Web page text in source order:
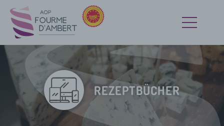
REZEPTBÜCHER